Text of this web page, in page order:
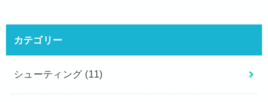
カテゴリー
シューティング (11)